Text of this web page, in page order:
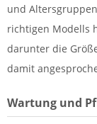
und
richtigen Modells
darunter die
damit
Wartung und